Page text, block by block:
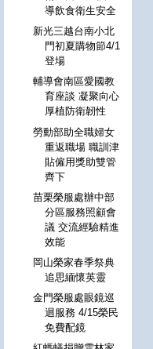
導飲食衛生安全
新光三越台南小北
門初夏購物節4/1
登場
輔導會南區愛國教
育座談 凝聚向心
厚植防衛韌性
勞動部助全職婦女
重返職場 職訓津
貼僱用獎助雙管
齊下
苗栗榮服處辦中部
分區服務照顧會
議 交流經驗精進
效能
岡山榮家春季祭典
追思緬懷英靈
金門榮服處眼鏡巡
迴服務 4/15榮民
免費配鏡